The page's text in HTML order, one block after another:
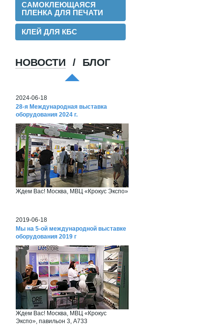
САМОКЛЕЮЩАЯСЯ
ПЛЕНКА ДЛЯ ПЕЧАТИ
КЛЕЙ ДЛЯ КБС
НОВОСТИ / БЛОГ
Хорошая пленка для ламинации, для
хороших клиентов!
2024-06-18
28-я Международная выставка
оборудования 2024 г.
Ждем Вас! Москва, МВЦ «Крокус Экспо»
2019-06-18
Мы на 5-ой международной выставке
оборудования 2019 г
Ждем Вас! Москва, МВЦ «Крокус
Экспо», павильон 3, А733